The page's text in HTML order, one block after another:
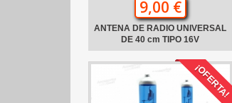
9,00 €
ANTENA DE RADIO UNIVERSAL
DE 40 cm TIPO 16V
¡OFERTA!